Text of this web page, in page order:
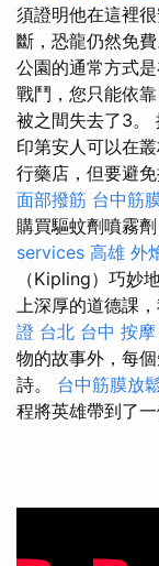
須證明他在這裡
斷，恐龍仍然免費
公園的通常方式
戰鬥，您只能依
被之間失去了3。
印第安人可以在
行藥店，但要避免
面部撥筋 台中筋
購買驅蚊劑噴霧
services 高雄 外
（Kipling）巧妙
上深厚的道德課
證 台北 台中 按摩
物的故事外，每
詩。 台中筋膜放
程將英雄帶到了